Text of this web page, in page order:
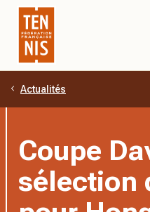
Aller au contenu principal
Actualités
Coupe
sélection